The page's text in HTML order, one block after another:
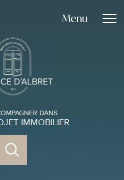
Menu
DANS
IMMOBILIER